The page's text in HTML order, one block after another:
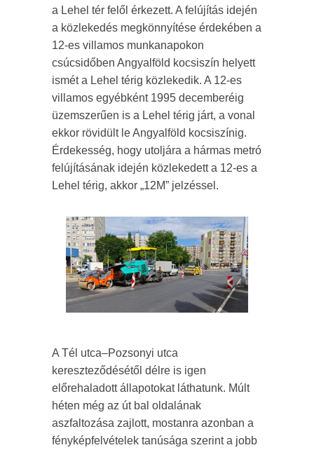
a Lehel tér felől érkezett. A felújítás idején
a közlekedés megkönnyítése érdekében a
12-es villamos munkanapokon
csúcsidőben Angyalföld kocsiszín helyett
ismét a Lehel térig közlekedik. A 12-es
villamos egyébként 1995 decemberéig
üzemszerűen is a Lehel térig járt, a vonal
ekkor rövidült le Angyalföld kocsiszínig.
Érdekesség, hogy utoljára a hármas metró
felújításának idején közlekedett a 12-es a
Lehel térig, akkor „12M” jelzéssel.
A Tél utca–Pozsonyi utca
kereszteződésétől délre is igen
előrehaladott állapotokat láthatunk. Múlt
héten még az út bal oldalának
aszfaltozása zajlott, mostanra azonban a
fényképfelvételek tanúsága szerint a jobb